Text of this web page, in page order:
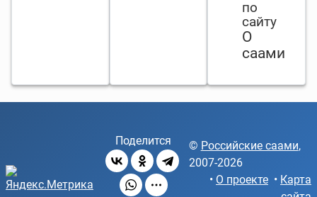
по
сайту
О
саами
Поделится © Российские саами,
2007-2026
• О проекте • Карта